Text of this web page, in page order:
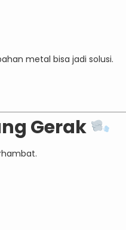
metal bisa jadi solusi.
Gerak